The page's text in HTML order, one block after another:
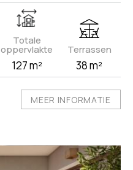
Totale
oppervlakte
127 m²
Terrassen
38 m²
MEER INFORMATIE